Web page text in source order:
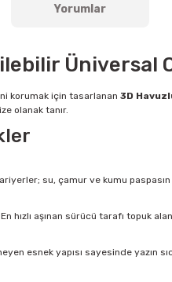
Yorumlar
Üniversal
korumak için tasarlanan 3D
olanak tanır.
su, çamur ve kumu
En hızlı aşınan sürücü tarafı topuk
esnek yapısı sayesinde yazın